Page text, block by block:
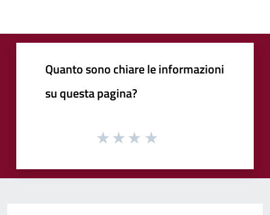
Quanto sono chiare le informazioni
su questa pagina?